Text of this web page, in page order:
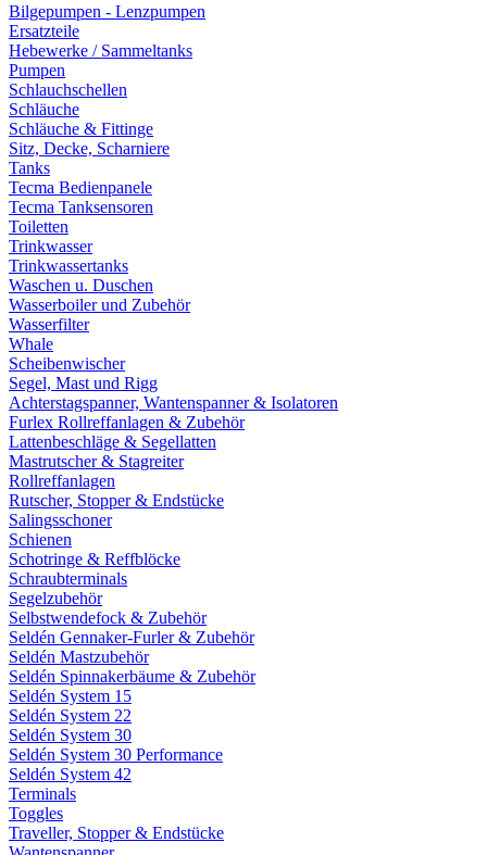
Bilgepumpen - Lenzpumpen
Ersatzteile
Hebewerke / Sammeltanks
Pumpen
Schlauchschellen
Schläuche
Schläuche & Fittinge
Sitz, Decke, Scharniere
Tanks
Tecma Bedienpanele
Tecma Tanksensoren
Toiletten
Trinkwasser
Trinkwassertanks
Waschen u. Duschen
Wasserboiler und Zubehör
Wasserfilter
Whale
Scheibenwischer
Segel, Mast und Rigg
Achterstagspanner, Wantenspanner & Isolatoren
Furlex Rollreffanlagen & Zubehör
Lattenbeschläge & Segellatten
Mastrutscher & Stagreiter
Rollreffanlagen
Rutscher, Stopper & Endstücke
Salingsschoner
Schienen
Schotringe & Reffblöcke
Schraubterminals
Segelzubehör
Selbstwendefock & Zubehör
Seldén Gennaker-Furler & Zubehör
Seldén Mastzubehör
Seldén Spinnakerbäume & Zubehör
Seldén System 15
Seldén System 22
Seldén System 30
Seldén System 30 Performance
Seldén System 42
Terminals
Toggles
Traveller, Stopper & Endstücke